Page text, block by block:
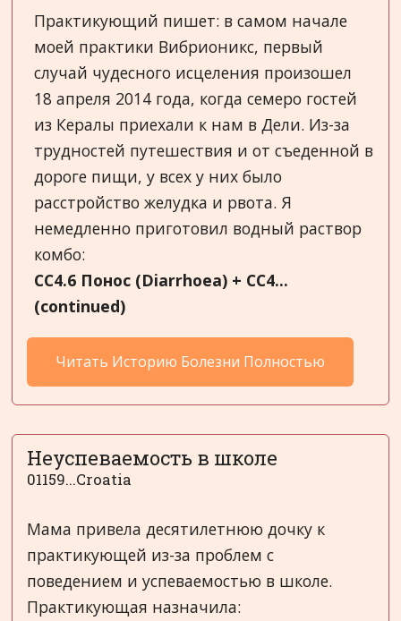
Практикующий пишет: в самом начале
моей практики Вибрионикс, первый
случай чудесного исцеления произошел
18 апреля 2014 года, когда семеро гостей
из Кералы приехали к нам в Дели. Из-за
трудностей путешествия и от съеденной в
дороге пищи, у всех у них было
расстройство желудка и рвота. Я
немедленно приготовил водный раствор
комбо:
CC4.6 Понос (Diarrhoea) + CC4...
(continued)
Читать Историю Болезни Полностью
Неуспеваемость в школе
01159...Croatia
Мама привела десятилетнюю дочку к
практикующей из-за проблем с
поведением и успеваемостью в школе.
Практикующая назначила: